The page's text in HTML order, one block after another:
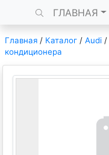
ГЛАВНАЯ
Главная / Каталог / Audi /
кондиционера